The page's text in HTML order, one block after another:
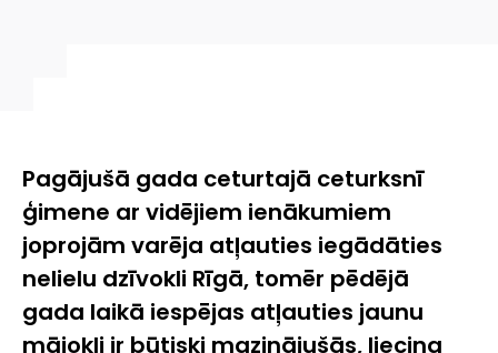
Pagājušā gada ceturtajā ceturksnī
ģimene ar vidējiem ienākumiem
joprojām varēja atļauties iegādāties
nelielu dzīvokli Rīgā, tomēr pēdējā
gada laikā iespējas atļauties jaunu
mājokli ir būtiski mazinājušās, liecina